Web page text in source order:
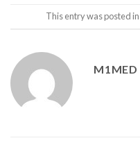
This entry was posted in
M1MED